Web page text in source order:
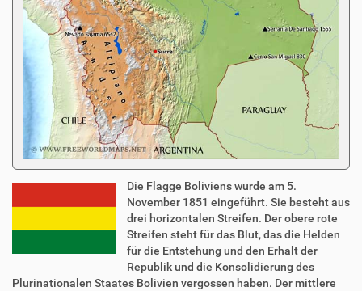
Die Flagge Boliviens wurde am 5.
November 1851 eingeführt. Sie besteht aus
drei horizontalen Streifen. Der obere rote
Streifen steht für das Blut, das die Helden
für die Entstehung und den Erhalt der
Republik und die Konsolidierung des
Plurinationalen Staates Bolivien vergossen haben. Der mittlere